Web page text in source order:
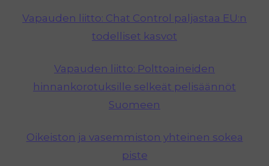
Vapauden liitto: Chat Control paljastaa EU:n
todelliset kasvot
Vapauden liitto: Polttoaineiden
hinnankorotuksille selkeät pelisäännöt
Suomeen
Oikeiston ja vasemmiston yhteinen sokea
piste